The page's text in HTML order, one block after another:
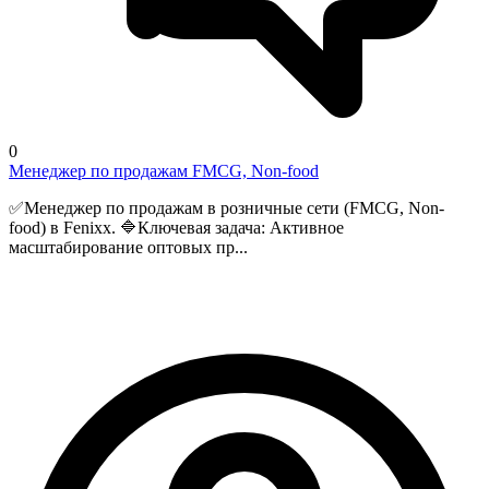
0
Менеджер по продажам FMCG, Non-food
✅Менеджер по продажам в розничные сети (FMCG, Non-
food) в Fenixx. 🔷Ключевая задача: Активное
масштабирование оптовых пр...